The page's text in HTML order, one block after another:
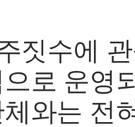
짓수에
로 운영
와는 전